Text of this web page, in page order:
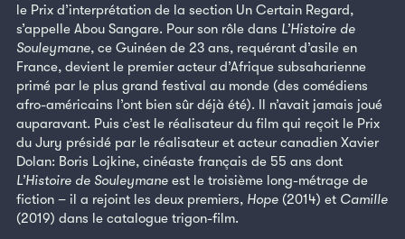
le Prix d’interprétation de la section Un Certain Regard,
s’appelle Abou Sangare. Pour son rôle dans L’Histoire de
Souleymane, ce Guinéen de 23 ans, requérant d’asile en
France, devient le premier acteur d’Afrique subsaharienne
primé par le plus grand festival au monde (des comédiens
afro-américains l’ont bien sûr déjà été). Il n’avait jamais joué
auparavant. Puis c’est le réalisateur du film qui reçoit le Prix
du Jury présidé par le réalisateur et acteur canadien Xavier
Dolan: Boris Lojkine, cinéaste français de 55 ans dont
L’Histoire de Souleymane est le troisième long-métrage de
fiction – il a rejoint les deux premiers, Hope (2014) et Camille
(2019) dans le catalogue trigon-film.